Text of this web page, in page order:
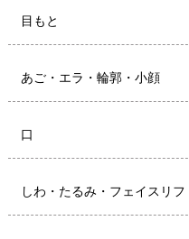
目もと
あご・エラ・輪郭・小顔
口
しわ・たるみ・フェイスリフ